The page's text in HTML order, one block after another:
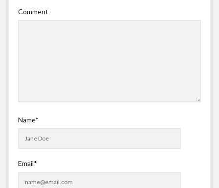
Comment
Name*
Email*